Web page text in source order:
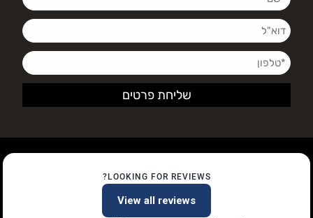
LOOKING FOR REVIEWS?
View all reviews